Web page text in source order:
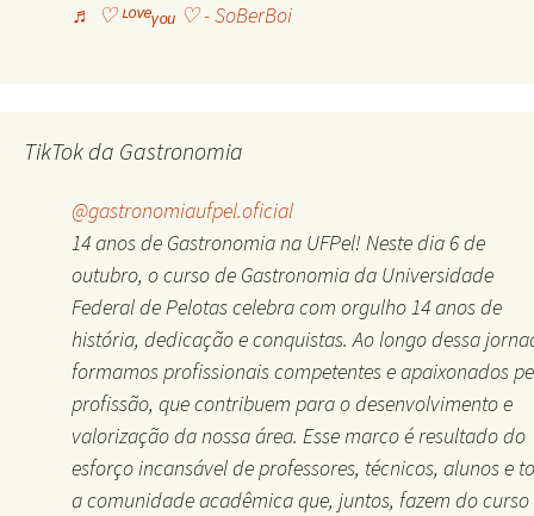
♬ ♡ ᶫᵒᵛᵉᵧₒᵤ ♡ - SoBerBoi
TikTok da Gastronomia
@gastronomiaufpel.oficial
14 anos de Gastronomia na UFPel! Neste dia 6 de
outubro, o curso de Gastronomia da Universidade
Federal de Pelotas celebra com orgulho 14 anos de
história, dedicação e conquistas. Ao longo dessa
formamos profissionais competentes e apaixonados
profissão, que contribuem para o desenvolvimento e
valorização da nossa área. Esse marco é resultado do
esforço incansável de professores, técnicos, alunos e
a comunidade acadêmica que, juntos, fazem do curso